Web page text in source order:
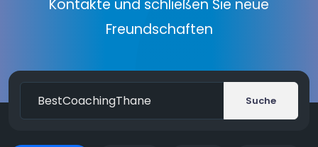
Kontakte und schließen Sie neue
Freundschaften
Suche